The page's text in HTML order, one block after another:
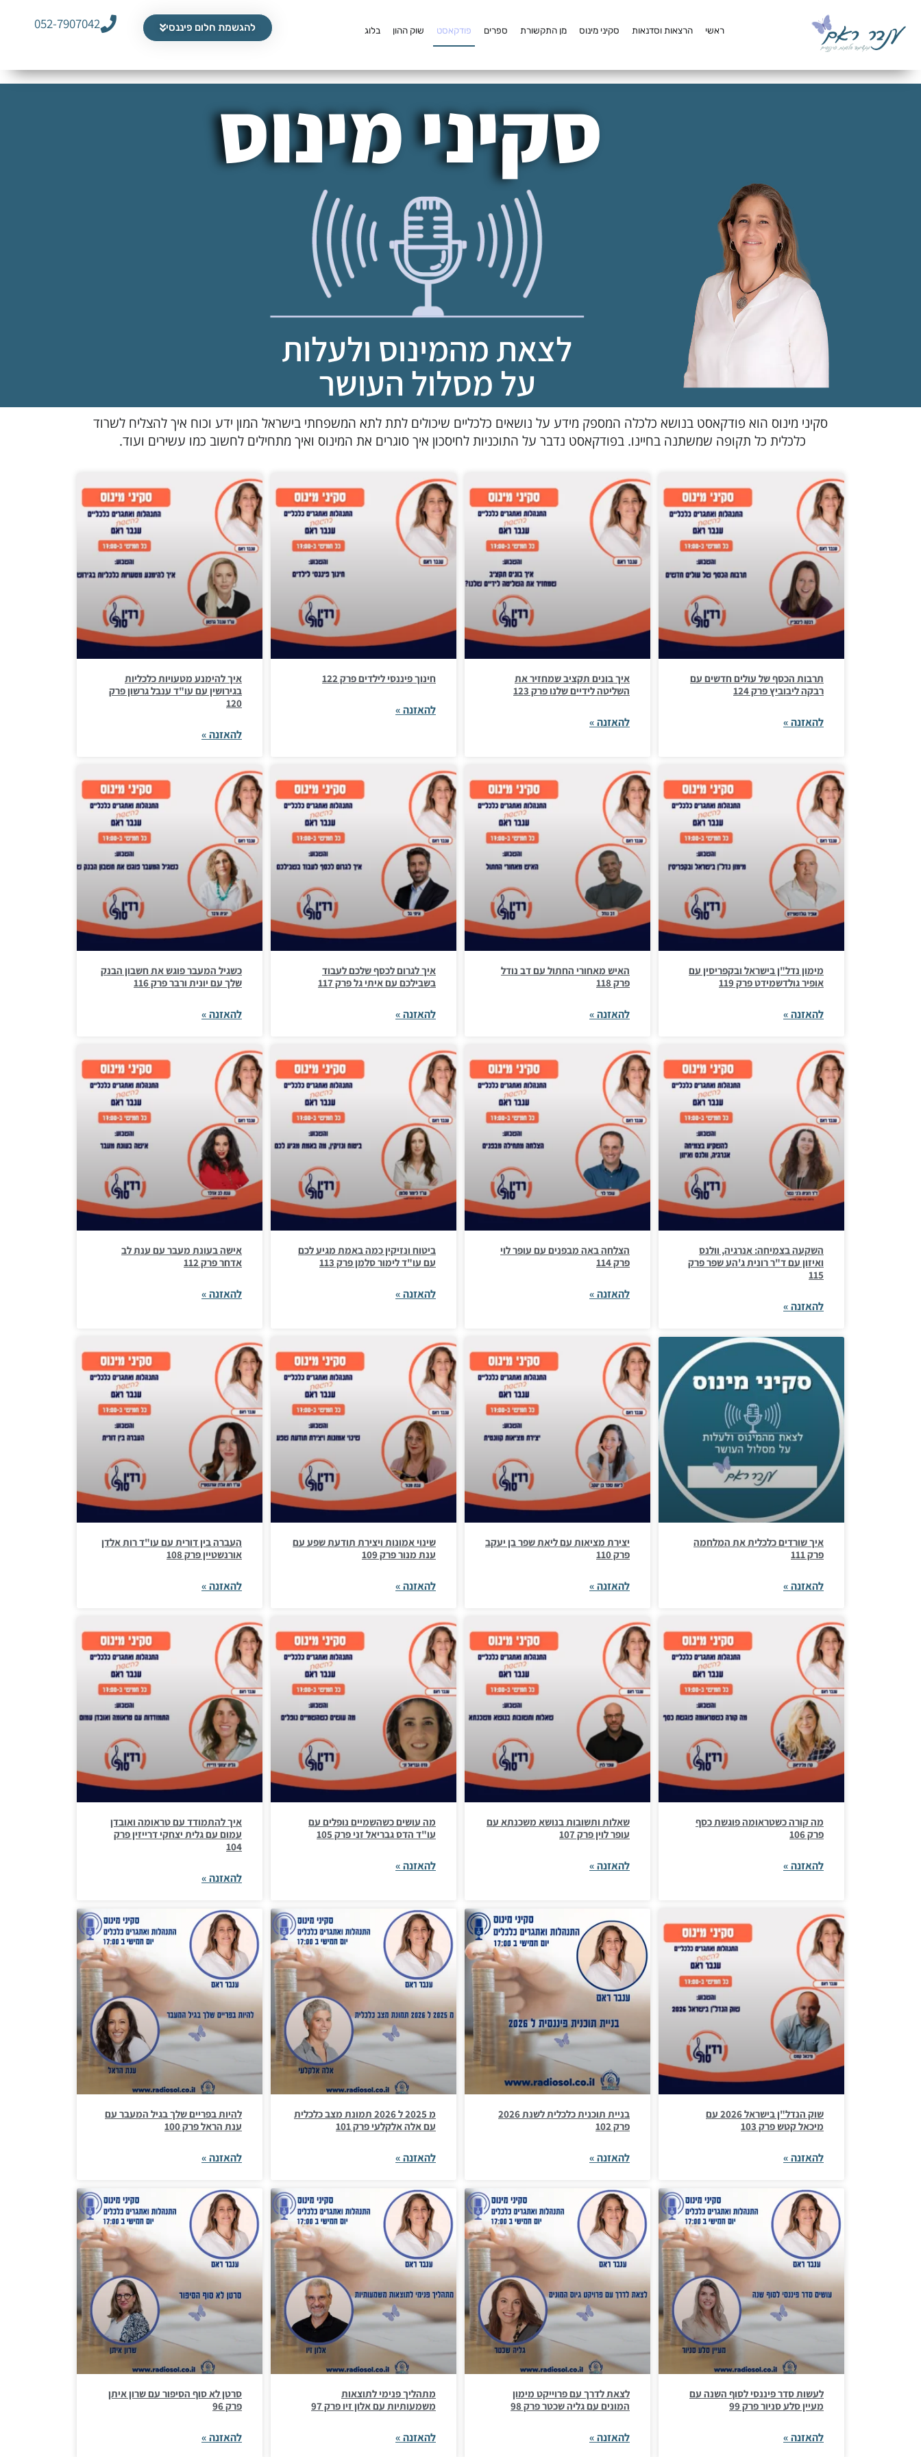
ראשי הרצאות וסדנאות סקיני מינוס מן התקשורת ספרים פודקאסט שוק ההון בלוג להגשמת חלום פיננסי 052-7907042
סקיני מינוס
לצאת מהמינוס ולעלות
על מסלול העושר
סקיני מינוס הוא פודקאסט בנושא כלכלה המספק מידע על נושאים כלכליים שיכולים לתת לתא המשפחתי בישראל המון ידע וכוח איך להצליח לשרוד
כלכלית כל תקופה שמשתנה בחיינו. בפודקאסט נדבר על התוכניות לחיסכון איך סוגרים את המינוס ואיך מתחילים לחשוב כמו עשירים ועוד.
תרבות הכסף של עולים חדשים עם
רבקה ליבוביץ פרק 124
להאזנה »
איך בונים תקציב שמחזיר את
השליטה לידיים שלנו פרק 123
להאזנה »
חינוך פיננסי לילדים פרק 122
להאזנה »
איך להימנע מטעויות כלכליות
בגירושין עם עו"ד ענבל גרשון פרק
120
להאזנה »
מימון נדל"ן בישראל ובקפריסין עם
אופיר גולדשמידט פרק 119
להאזנה »
האיש מאחורי החתול עם דב נודל
פרק 118
להאזנה »
איך לגרום לכסף שלכם לעבוד
בשבילכם עם איתי גל פרק 117
להאזנה »
כשגיל המעבר פוגש את חשבון הבנק
שלך עם יונית ורבר פרק 116
להאזנה »
השקעה בצמיחה: אנרגיה, וולנס
ואיזון עם ד"ר רונית ג'הע שפר פרק
115
להאזנה »
הצלחה באה מבפנים עם עופר לוי
פרק 114
להאזנה »
ביטוח ונזיקין כמה באמת מגיע לכם
עם עו"ד לימור סלמן פרק 113
להאזנה »
אישה בעונת מעבר עם ענת לב
אדחר פרק 112
להאזנה »
איך שורדים כלכלית את המלחמה
פרק 111
להאזנה »
יצירת מציאות עם ליאת שפר בן יעקב
פרק 110
להאזנה »
שינוי אמונות ויצירת תודעת שפע עם
ענת מנור פרק 109
להאזנה »
העברה בין דורית עם עו"ד רות אלדן
אורנשטיין פרק 108
להאזנה »
מה קורה כשטראומה פוגשת כסף
פרק 106
להאזנה »
שאלות ותשובות בנושא משכנתא עם
עופר לוין פרק 107
להאזנה »
מה עושים כשהשמיים נופלים עם
עו"ד הדס גבריאל זני פרק 105
להאזנה »
איך להתמודד עם טראומה ואובדן
עמום עם גלית יצחקי דרייזין פרק
104
להאזנה »
שוק הנדל"ן בישראל 2026 עם
מיכאל קטש פרק 103
להאזנה »
בניית תוכנית כלכלית לשנת 2026
פרק 102
להאזנה »
מ 2025 ל 2026 תמונת מצב כלכלית
עם אלה אלקלעי פרק 101
להאזנה »
להיות בפריים שלך בגיל המעבר עם
ענת הראל פרק 100
להאזנה »
לעשות סדר פיננסי לסוף השנה עם
מעיין סלע סניור פרק 99
להאזנה »
לצאת לדרך עם פרוייקט מימון
המונים עם גליה שכטר פרק 98
להאזנה »
מתהליך פנימי לתוצאות
משמעותיות עם אלון זיו פרק 97
להאזנה »
סרטן לא סוף הסיפור עם שרון איתן
פרק 96
להאזנה »